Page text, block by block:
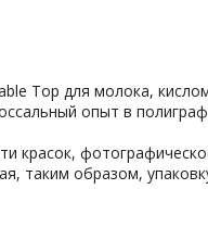
Top для молока,
опыт в
красок,
таким образом,